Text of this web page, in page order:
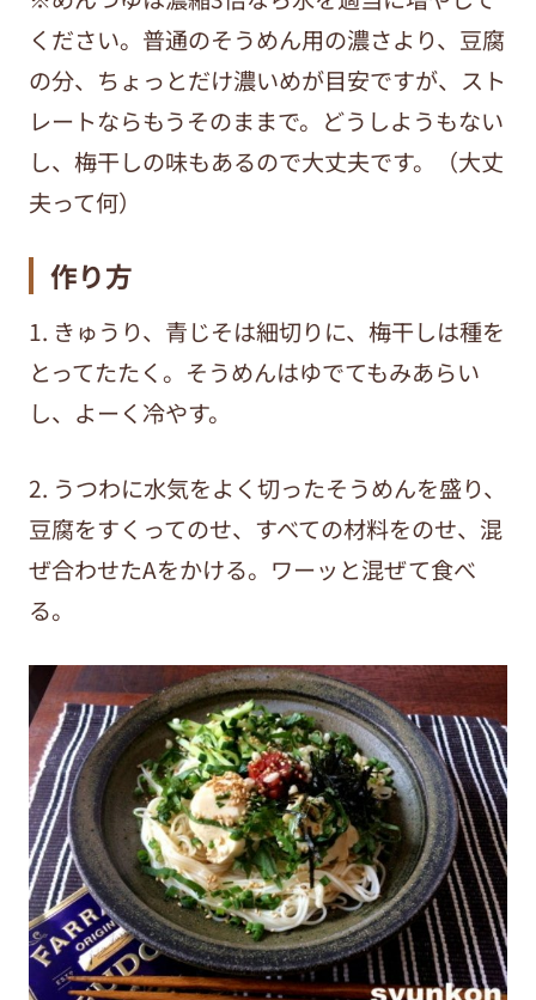
ください。普通のそうめん用の濃さより、豆腐
の分、ちょっとだけ濃いめが目安ですが、スト
レートならもうそのままで。どうしようもない
し、梅干しの味もあるので大丈夫です。（大丈
夫って何）
作り方
1. きゅうり、青じそは細切りに、梅干しは種を
とってたたく。そうめんはゆでてもみあらい
し、よーく冷やす。
2. うつわに水気をよく切ったそうめんを盛り、
豆腐をすくってのせ、すべての材料をのせ、混
ぜ合わせたAをかける。ワーッと混ぜて食べ
る。